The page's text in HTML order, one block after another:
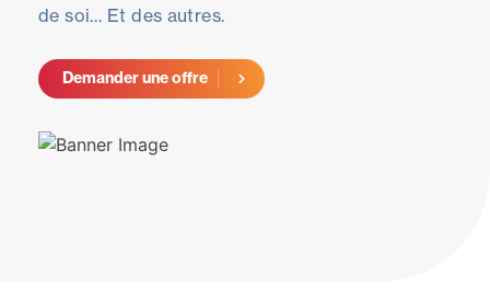
de soi… Et des autres.
Demander une offre